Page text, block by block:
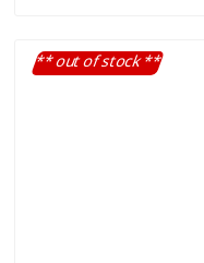
** out of stock **